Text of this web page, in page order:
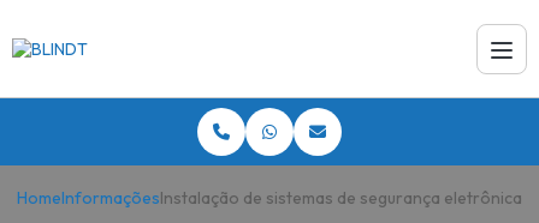
HomeInformaçõesInstalação de sistemas de segurança eletrônica